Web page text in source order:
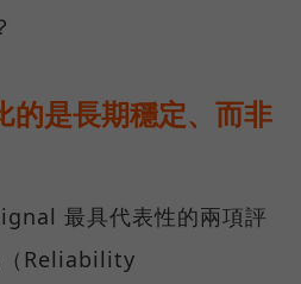
的是長期穩定、而非
最具代表性的兩項評
（Reliability